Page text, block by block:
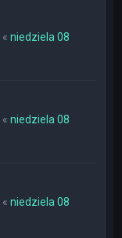
«niedziela 08
«niedziela 08
«niedziela 08